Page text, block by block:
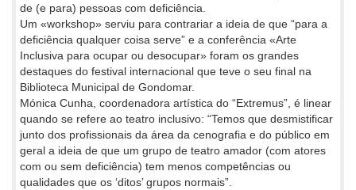
de (e para) pessoas com deficiência.
Um «workshop» serviu para contrariar a ideia de que “para a
deficiência qualquer coisa serve” e a conferência «Arte
Inclusiva para ocupar ou desocupar» foram os grandes
destaques do festival internacional que teve o seu final na
Biblioteca Municipal de Gondomar.
Mónica Cunha, coordenadora artística do “Extremus”, é linear
quando se refere ao teatro inclusivo: “Temos que desmistificar
junto dos profissionais da área da cenografia e do público em
geral a ideia de que um grupo de teatro amador (com atores
com ou sem deficiência) tem menos competências ou
qualidades que os ‘ditos’ grupos normais”.